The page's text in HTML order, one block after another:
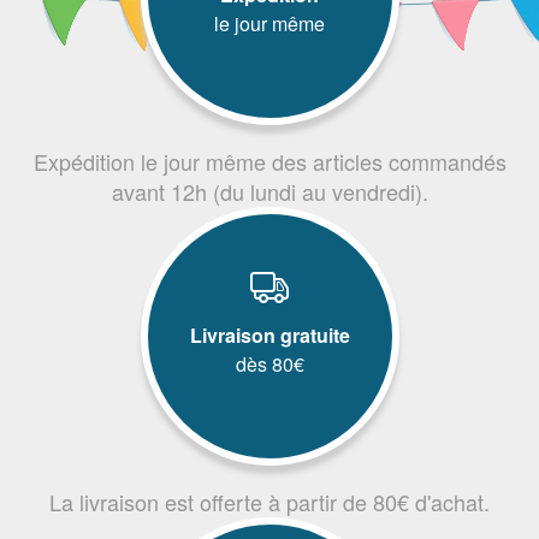
le jour même
Expédition le jour même des articles commandés
avant 12h (du lundi au vendredi).
Livraison gratuite
dès 80€
La livraison est offerte à partir de 80€ d'achat.